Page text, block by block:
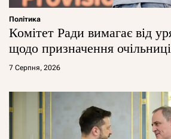
Політика
Комітет Ради вимагає від
щодо призначення
7 Серпня, 2026